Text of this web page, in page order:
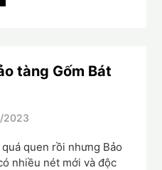
tàng Gốm Bát
2023
quen rồi nhưng Bảo
nhiều nét mới và độc